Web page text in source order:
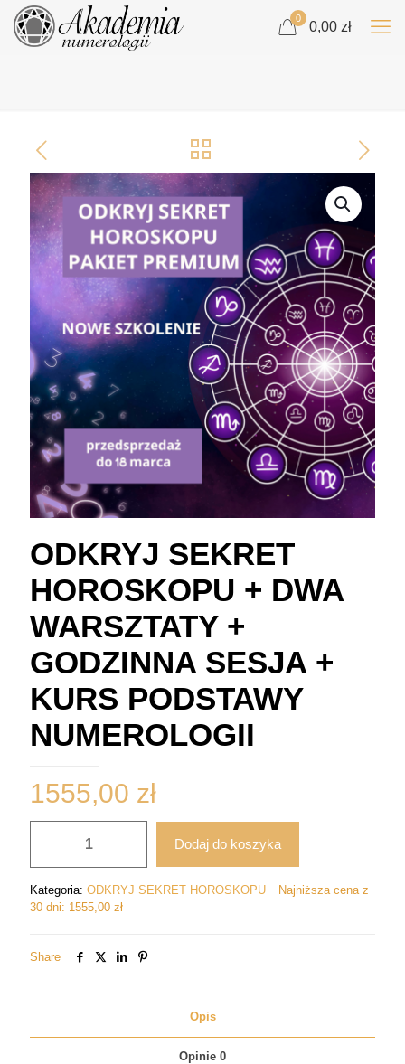
0
0,00 zł
ODKRYJ SEKRET
HOROSKOPU + DWA
WARSZTATY +
GODZINNA SESJA +
KURS PODSTAWY
NUMEROLOGII
1555,00 zł
+
DWA
+
GODZINNA
PODSTAWY
Dodaj do koszyka
Kategoria: ODKRYJ SEKRET HOROSKOPU
Najniższa cena z
30 dni: 1555,00 zł
Share
Opis
Opinie 0